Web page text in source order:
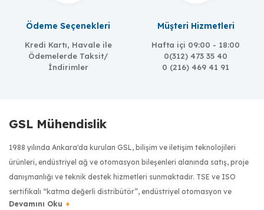
Ödeme Seçenekleri
Kredi Kartı, Havale ile
Ödemelerde Taksit/
İndirimler
Müşteri Hizmetleri
Hafta içi 09:00 - 18:00
0(312) 473 35 40
0 (216) 469 41 91
GSL Mühendislik
1988 yılında Ankara'da kurulan GSL, bilişim ve iletişim teknolojileri
ürünleri, endüstriyel ağ ve otomasyon bileşenleri alanında satış, proje
danışmanlığı ve teknik destek hizmetleri sunmaktadır. TSE ve ISO
sertifikalı “katma değerli distribütör”, endüstriyel otomasyon ve
haberleşme sektöründe dünyanın önde gelen üreticilerinin ürünlerini